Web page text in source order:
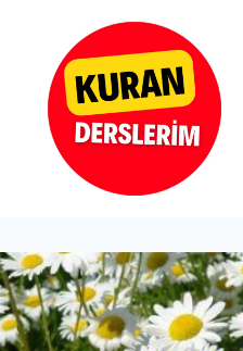
content